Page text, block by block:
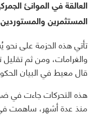
العالقة في الموانئ
المستثمرين
تأتي هذه الحزمة على
والغرامات، ومن ثم
قال معيط في البيان
هذه التحركات جاءت في
منذ عدة أشهر، ساهمت